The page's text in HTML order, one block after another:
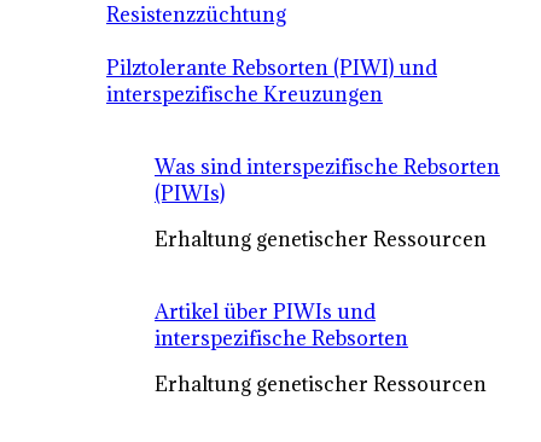
Resistenzzüchtung
Pilztolerante Rebsorten (PIWI) und
interspezifische Kreuzungen
Was sind interspezifische Rebsorten
(PIWIs)
Erhaltung genetischer Ressourcen
Artikel über PIWIs und
interspezifische Rebsorten
Erhaltung genetischer Ressourcen